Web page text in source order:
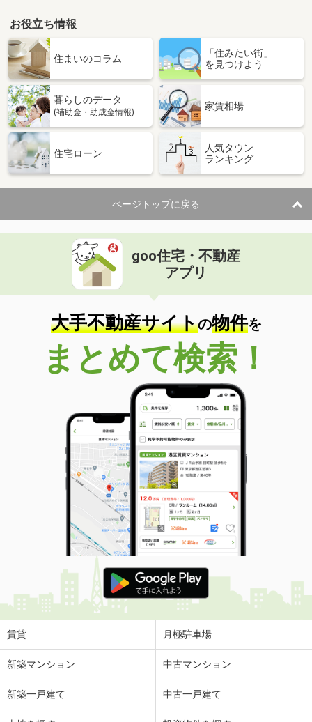
お役立ち情報
住まいのコラム
「住みたい街」
を見つけよう
暮らしのデータ
(補助金・助成金情報)
家賃相場
住宅ローン
人気タウン
ランキング
ページトップに戻る
goo住宅・不動産
アプリ
大手不動産サイトの物件を
まとめて検索！
賃貸 月極駐車場
新築マンション 中古マンション
新築一戸建て 中古一戸建て